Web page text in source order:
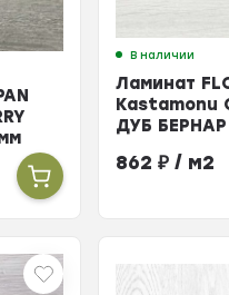
В наличии
Ламинат
Kastamonu
ДУБ
862₽ / м2